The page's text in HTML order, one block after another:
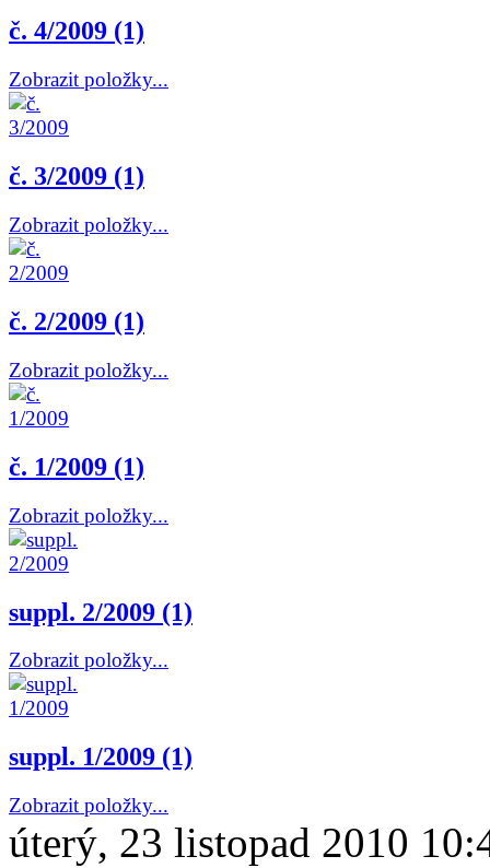
č. 4/2009 (1)
Zobrazit položky...
č. 3/2009 (1)
Zobrazit položky...
č. 2/2009 (1)
Zobrazit položky...
č. 1/2009 (1)
Zobrazit položky...
suppl. 2/2009 (1)
Zobrazit položky...
suppl. 1/2009 (1)
Zobrazit položky...
úterý, 23 listopad 2010